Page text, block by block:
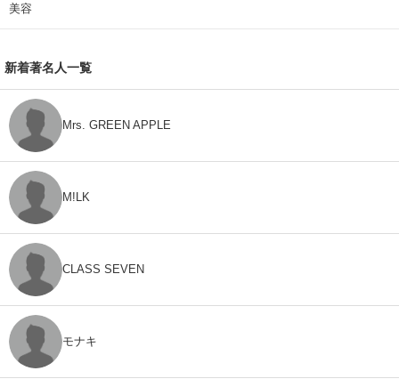
美容
新着著名人一覧
Mrs. GREEN APPLE
M!LK
CLASS SEVEN
モナキ